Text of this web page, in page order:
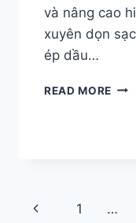
và nâng cao
xuyên dọn
ép dầu…
READ MORE LÀM
Page
Previous
1 …